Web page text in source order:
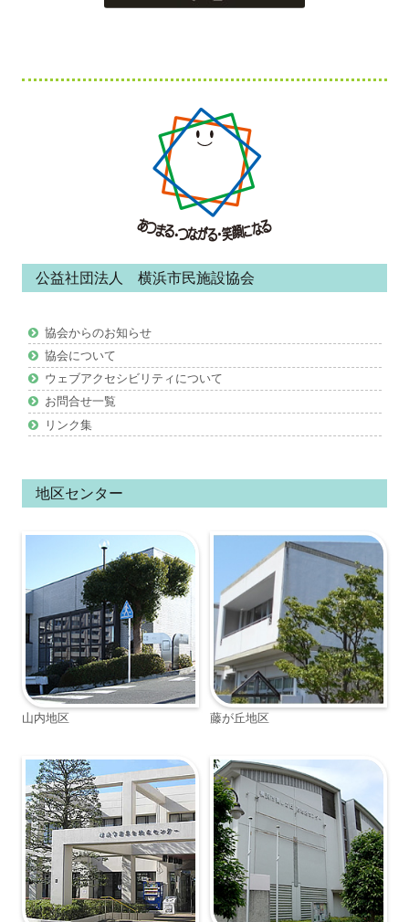
テ
ツ
公益社団法人 横浜市民施設協会
協会からのお知らせ
協会について
ウェブアクセシビリティについて
お問合せ一覧
リンク集
地区センター
山内地区 藤が丘地区